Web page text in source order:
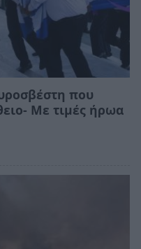
που
Με τιμές ήρωα